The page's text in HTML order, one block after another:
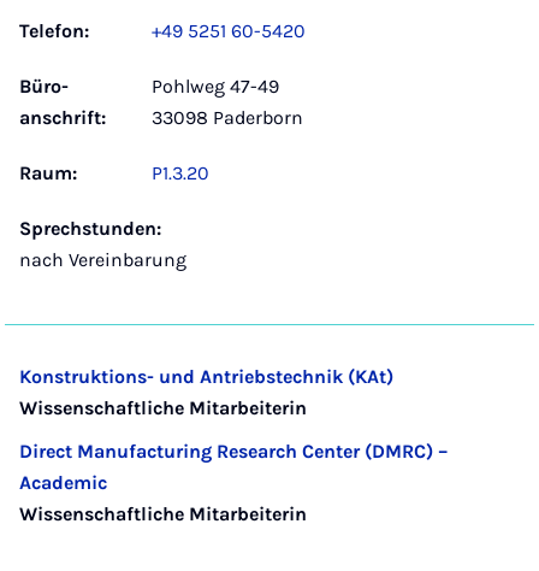
Telefon: +49 5251 60-5420
Büro­
anschrift:
Pohlweg 47-49
33098 Paderborn
Raum: P1.3.20
Sprechstunden:
nach Vereinbarung
Konstruktions- und Antriebstechnik (KAt)
Wissenschaftliche Mitarbeiterin
Direct Manufacturing Research Center (DMRC) –
Academic
Wissenschaftliche Mitarbeiterin